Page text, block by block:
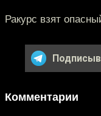
Ракурс взят
Комментарии